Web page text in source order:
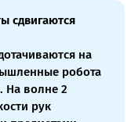
сдвигаются
на
робота
На волне 2
рук